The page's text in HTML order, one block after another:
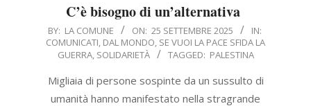
C’è bisogno di un’alternativa
2025-
09-
BY: LA COMUNE ON: 25 SETTEMBRE 2025
IN:
COMUNICATI, DAL MONDO, SE VUOI LA PACE SFIDA LA
GUERRA, SOLIDARIETÀ TAGGED: PALESTINA
Migliaia di persone sospinte da un sussulto di
umanità hanno manifestato nella stragrande